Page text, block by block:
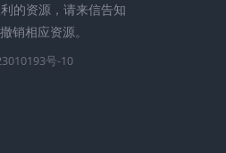
的资源，请来信告知
销相应资源。
号-10